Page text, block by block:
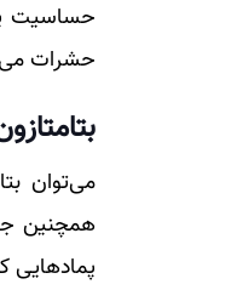
حساسیت
حشرات
می‌توان
همچنین
پمادهایی